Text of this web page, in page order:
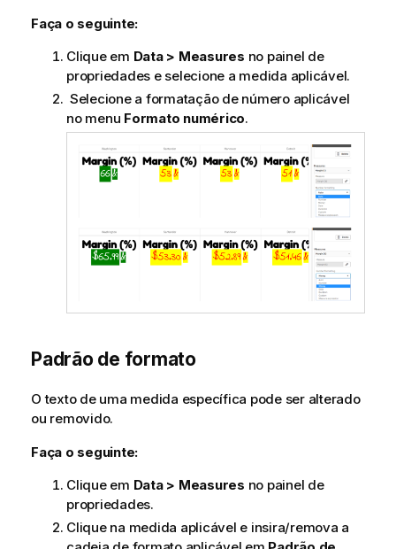
Faça o seguinte:
Clique em Data > Measures no painel de
propriedades e selecione a medida aplicável.
Selecione a formatação de número aplicável
no menu Formato numérico.
Padrão de formato
O texto de uma medida específica pode ser alterado
ou removido.
Faça o seguinte:
Clique em Data > Measures no painel de
propriedades.
Clique na medida aplicável e insira/remova a